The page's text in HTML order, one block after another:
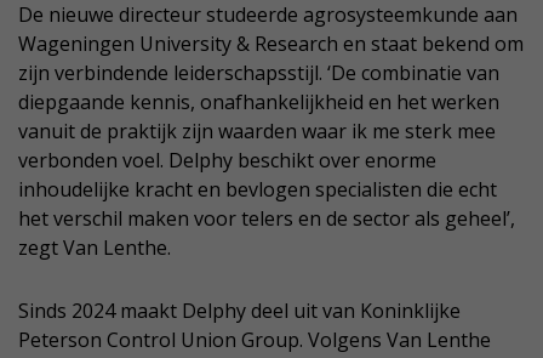
De nieuwe directeur studeerde agrosysteemkunde aan
Wageningen University & Research en staat bekend om
zijn verbindende leiderschapsstijl. ‘De combinatie van
diepgaande kennis, onafhankelijkheid en het werken
vanuit de praktijk zijn waarden waar ik me sterk mee
verbonden voel. Delphy beschikt over enorme
inhoudelijke kracht en bevlogen specialisten die echt
het verschil maken voor telers en de sector als geheel’,
zegt Van Lenthe.
Sinds 2024 maakt Delphy deel uit van Koninklijke
Peterson Control Union Group. Volgens Van Lenthe